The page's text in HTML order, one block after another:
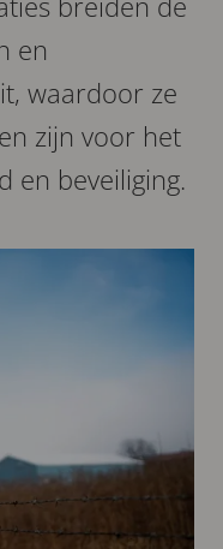
en
waardoor ze
zijn voor het
en beveiliging.